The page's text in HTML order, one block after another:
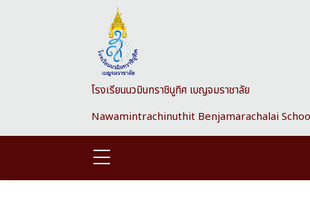
โรงเรียนนวมินทราชินูทิศ เบญจมราชาลัย
Nawamintrachinuthit Benjamarachalai